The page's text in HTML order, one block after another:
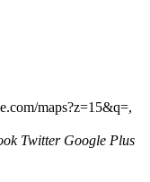
maps?z=15&q=,
Twitter Google Plus